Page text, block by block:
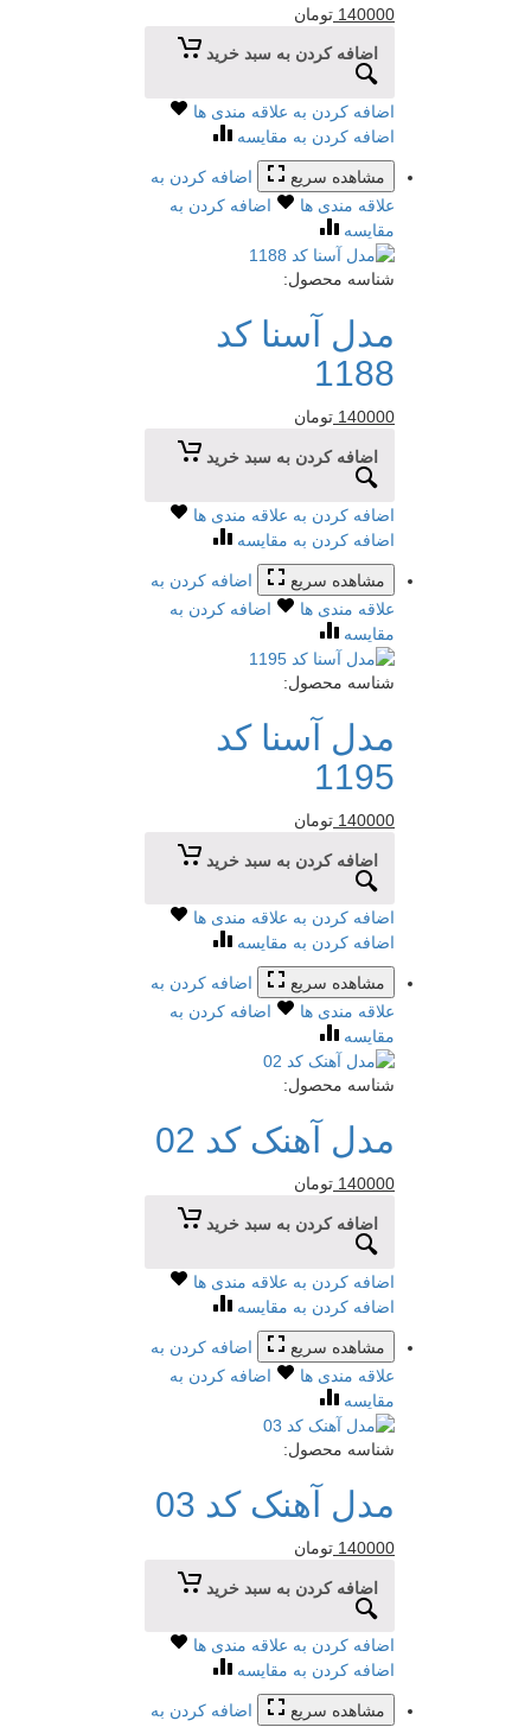
140000 تومان
اضافه کردن به سبد خرید
اضافه کردن به علاقه مندی ها
اضافه کردن به مقایسه
مشاهده سریع
اضافه کردن به
علاقه مندی ها
اضافه کردن به
مقایسه
شناسه محصول:
مدل آسنا کد
1188
140000 تومان
اضافه کردن به سبد خرید
اضافه کردن به علاقه مندی ها
اضافه کردن به مقایسه
مشاهده سریع
اضافه کردن به
علاقه مندی ها
اضافه کردن به
مقایسه
شناسه محصول:
مدل آسنا کد
1195
140000 تومان
اضافه کردن به سبد خرید
اضافه کردن به علاقه مندی ها
اضافه کردن به مقایسه
مشاهده سریع
اضافه کردن به
علاقه مندی ها
اضافه کردن به
مقایسه
شناسه محصول:
مدل آهنک کد 02
140000 تومان
اضافه کردن به سبد خرید
اضافه کردن به علاقه مندی ها
اضافه کردن به مقایسه
مشاهده سریع
اضافه کردن به
علاقه مندی ها
اضافه کردن به
مقایسه
شناسه محصول:
مدل آهنک کد 03
140000 تومان
اضافه کردن به سبد خرید
اضافه کردن به علاقه مندی ها
اضافه کردن به مقایسه
مشاهده سریع
اضافه کردن به